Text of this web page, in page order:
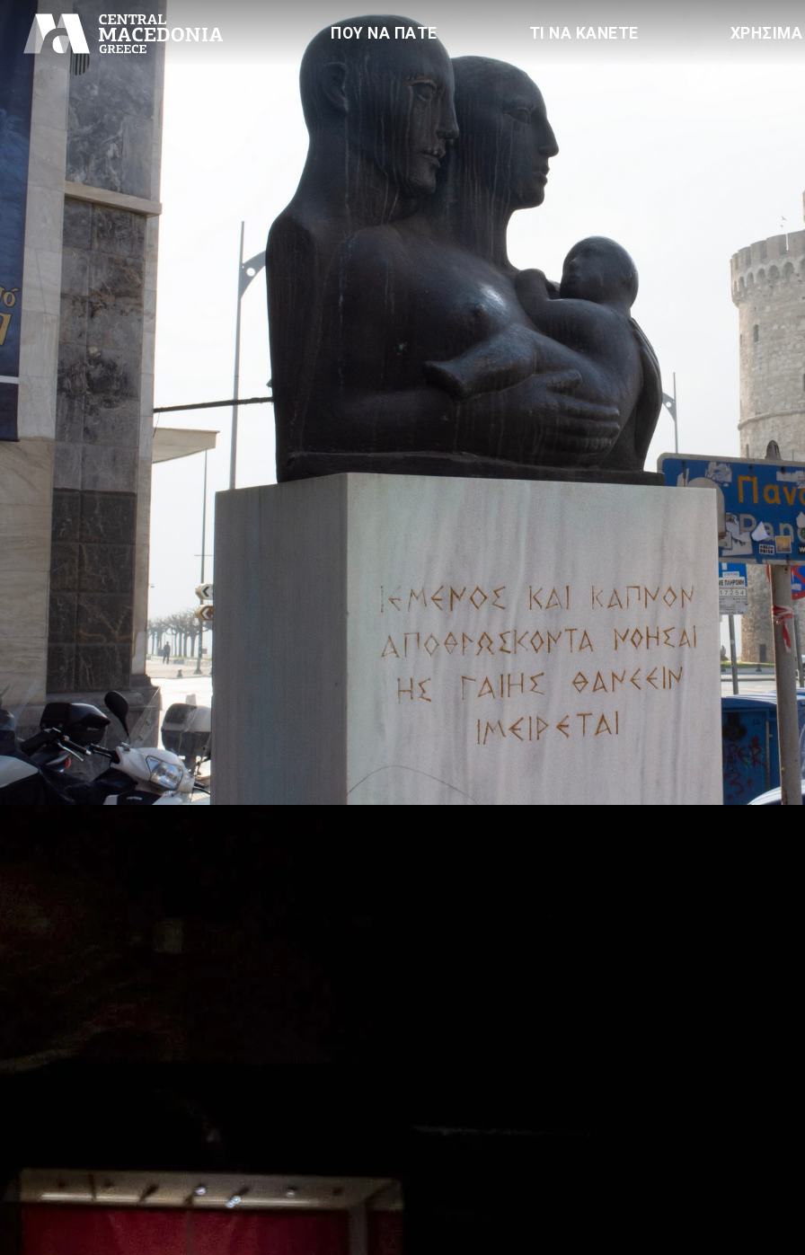
ΠΟΥ ΝΑ ΠΑΤΕ ΤΙ ΝΑ ΚΑΝΕΤΕ ΧΡΗΣΙΜΑ